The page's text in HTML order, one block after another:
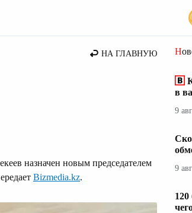
НА ГЛАВНУЮ
назначен новым председателем
Bizmedia.kz.
в
9
9